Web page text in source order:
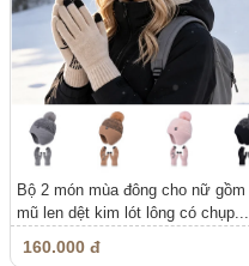
Bộ 2 món mùa đông cho nữ gồm
mũ len dệt kim lót lông có chụp...
160.000 đ